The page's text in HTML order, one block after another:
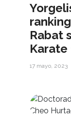
Rabat
Karate
17 mayo, 2023